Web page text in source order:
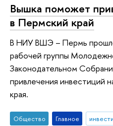
Вышка поможет
в Пермский край
В НИУ ВШЭ – Пермь
рабочей группы
Законодательном
привлечения инвестиций
края.
Общество Главное